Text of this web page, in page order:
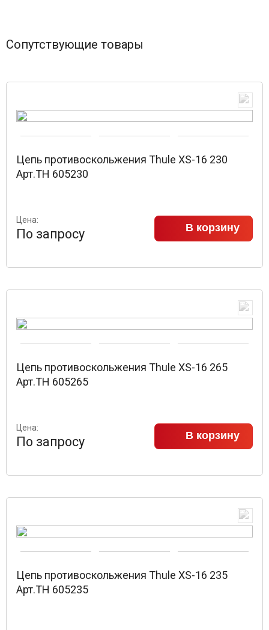
Сопутствующие товары
Цепь противоскольжения Thule XS-16 230
Арт.TH 605230
Цена:
По запросу В корзину
Цепь противоскольжения Thule XS-16 265
Арт.TH 605265
Цена:
По запросу В корзину
Цепь противоскольжения Thule XS-16 235
Арт.TH 605235